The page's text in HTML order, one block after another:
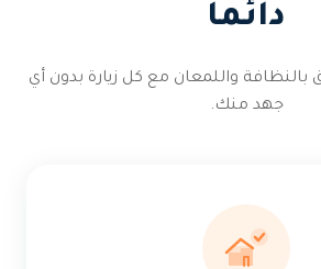
دائماً
بالنظافة واللمعان مع كل زيارة بدون أي
جهد منك.